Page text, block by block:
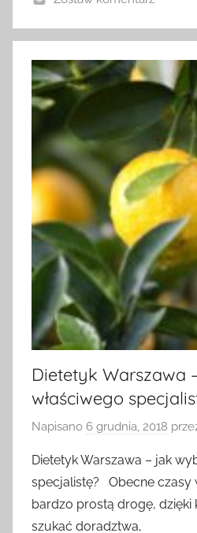
Dietetyk Warszawa
właściwego
Napisano 6 grudnia, 2018
Dietetyk Warszawa – jak
specjalistę? Obecne czasy
bardzo prostą drogę,
szukać doradztwa,